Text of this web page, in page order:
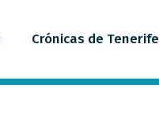
Crónicas de Tenerife